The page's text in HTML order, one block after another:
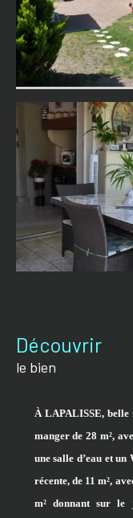
découvrir
le bien
À LAPALISSE, belle
manger de 28 m²,
une salle d’eau et un
récente, de 11 m²,
m² donnant sur le